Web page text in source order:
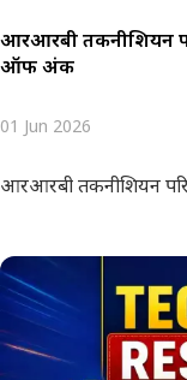
आरआरबी तकनीशियन
ऑफ अंक
01 Jun 2026
आरआरबी तकनीशियन